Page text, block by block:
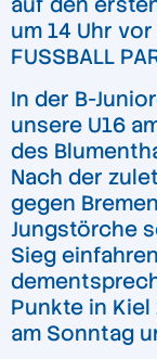
um 14 Uhr
FUSSBALL
In der B-
unsere U16
des
Nach der
gegen
Jungstörche
Sieg
Punkte in
am Sonntag